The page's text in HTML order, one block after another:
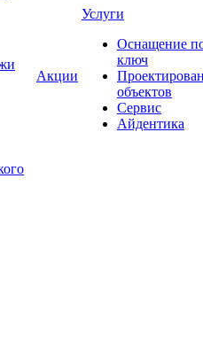
Акции
Услуги
Оснащение
ключ
объектов
Сервис
Айдентика